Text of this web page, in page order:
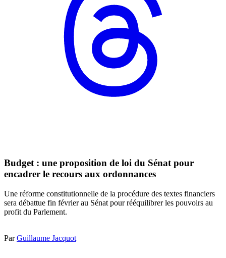
Budget : une proposition de loi du Sénat pour
encadrer le recours aux ordonnances
Une réforme constitutionnelle de la procédure des textes financiers
sera débattue fin février au Sénat pour rééquilibrer les pouvoirs au
profit du Parlement.
ParGuillaume Jacquot